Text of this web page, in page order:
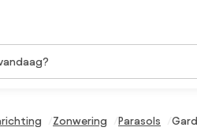
inhoud springen
Zonwering Parasols